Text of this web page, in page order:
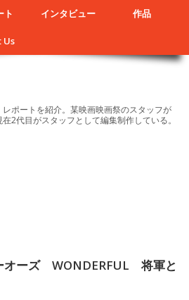
ト インタビュー 作品
Us
ポートを紹介。某映画映画祭のスタッフが
2代目がスタッフとして編集制作している。
オーズ WONDERFUL 将軍と